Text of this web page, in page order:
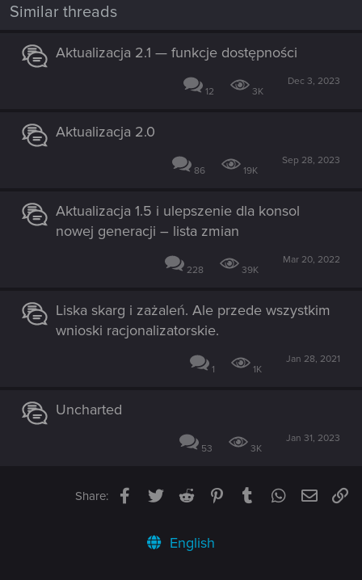
Similar threads
Aktualizacja 2.1 — funkcje dostępności
12 3K
Dec 3, 2023
Aktualizacja 2.0
86 19K
Sep 28, 2023
Aktualizacja 1.5 i ulepszenie dla konsol
nowej generacji – lista zmian
228 39K
Mar 20, 2022
Liska skarg i zażaleń. Ale przede wszystkim
wnioski racjonalizatorskie.
1 1K
Jan 28, 2021
Uncharted
53 3K
Jan 31, 2023
Share: Facebook
TwitterReddit PinterestTumblrWhatsApp
Email
English